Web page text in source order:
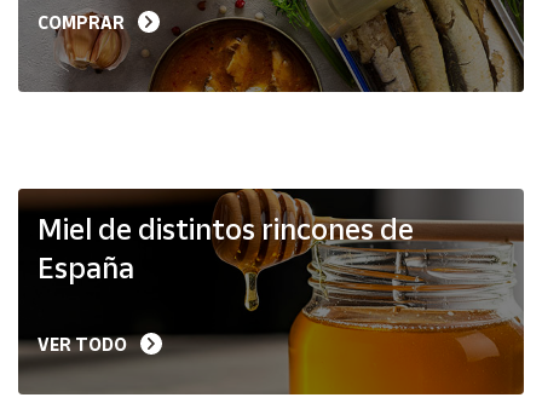
Ayuda
Vendedores
Mapa de
Hazte
vendedor
COMPRAR
Miel de distintos rincones de
España
VER TODO